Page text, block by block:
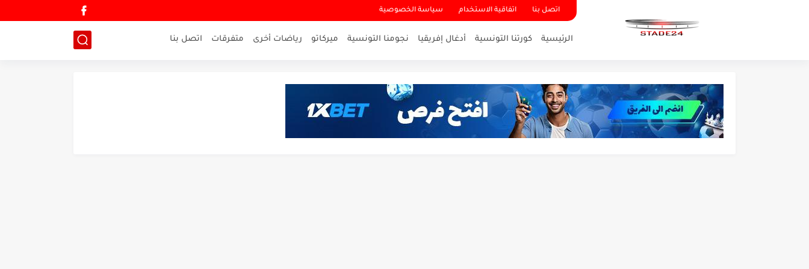
اتصل بنا اتفاقية الاستخدام سياسة الخصوصية
الرئيسية كورتنا التونسية أدغال إفريقيا نجومنا التونسية ميركاتو رياضات أخرى متفرقات اتصل بنا